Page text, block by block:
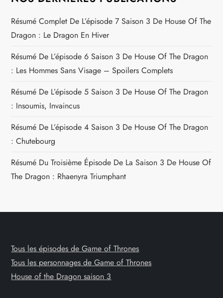
Résumé Complet De L’épisode 7 Saison 3 De House Of The
Dragon : Le Dragon En Hiver
Résumé De L’épisode 6 Saison 3 De House Of The Dragon
: Les Hommes Sans Visage – Spoilers Complets
Résumé De L’épisode 5 Saison 3 De House Of The Dragon
: Insoumis, Invaincus
Résumé De L’épisode 4 Saison 3 De House Of The Dragon
: Chutebourg
Résumé Du Troisième Épisode De La Saison 3 De House Of
The Dragon : Rhaenyra Triumphant
Tous les épisodes de Game of Thrones
Tous les personnages de Game of Thrones
House of the Dragon saison 3